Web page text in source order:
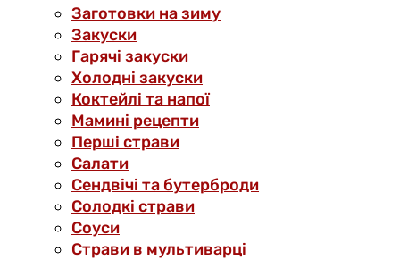
Заготовки на зиму
Закуски
Гарячі закуски
Холодні закуски
Коктейлі та напої
Мамині рецепти
Перші страви
Салати
Сендвічі та бутерброди
Солодкі страви
Соуси
Страви в мультиварці